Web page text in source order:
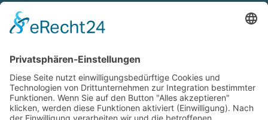
KONTAKTDATEN
Radwegekonzept.de ist ein Produkt der
Ge-Komm GmbH